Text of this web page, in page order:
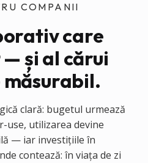
COMPANII
care
și al cărui
clară: bugetul urmează
use, utilizarea devine
— iar investițiile în
contează: în viața de zi